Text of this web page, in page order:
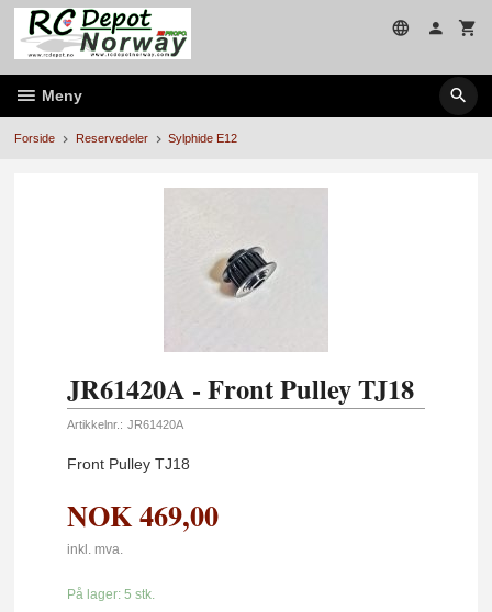
Gå
innholdet
Meny
Forside Reservedeler Sylphide E12
JR61420A - Front Pulley TJ18
Artikkelnr.: JR61420A
Front Pulley TJ18
NOK469,00
inkl. mva.
På lager: 5 stk.